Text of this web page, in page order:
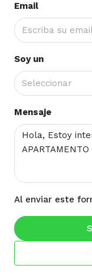
Email
Soy un
Seleccionar
Mensaje
Al enviar este